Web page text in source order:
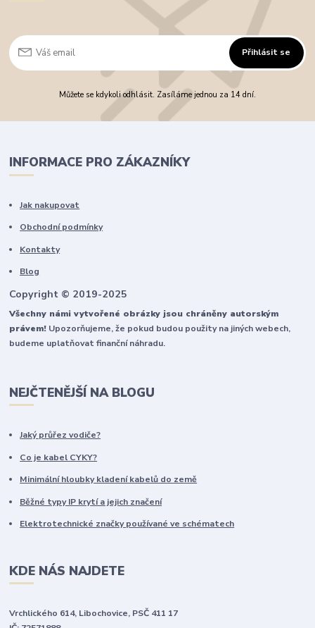
Přihlásit se
Můžete se kdykoli odhlásit. Zasíláme jednou za 14 dní.
INFORMACE PRO ZÁKAZNÍKY
Jak nakupovat
Obchodní podmínky
Kontakty
Blog
Copyright © 2019-2025
Všechny námi vytvořené obrázky jsou chráněny autorským
právem! Upozorňujeme, že pokud budou použity na jiných webech,
budeme uplatňovat finanční náhradu.
NEJČTENĚJŠÍ NA BLOGU
Jaký průřez vodiče?
Co je kabel CYKY?
Minimální hloubky kladení kabelů do země
Běžné typy IP krytí a jejich značení
Elektrotechnické značky používané ve schématech
KDE NÁS NAJDETE
Vrchlického 614, Libochovice, PSČ 411 17